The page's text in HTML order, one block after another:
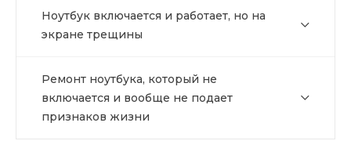
Ноутбук включается и работает, но на
экране трещины
Ремонт ноутбука, который не
включается и вообще не подает
признаков жизни